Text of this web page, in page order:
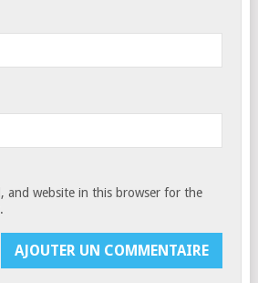
and website in this browser for the